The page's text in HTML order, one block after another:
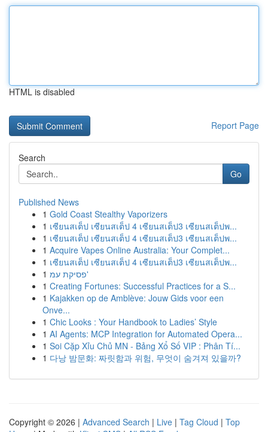
HTML is disabled
Report Page
Search
Go
Published News
1 Gold Coast Stealthy Vaporizers
1 เซียนสเต็ป เซียนสเต็ป 4 เซียนสเต็ป3 เซียนสเต็ปพ...
1 เซียนสเต็ป เซียนสเต็ป 4 เซียนสเต็ป3 เซียนสเต็ปพ...
1 Acquire Vapes Online Australia: Your Complet...
1 เซียนสเต็ป เซียนสเต็ป 4 เซียนสเต็ป3 เซียนสเต็ปพ...
1
פסיקת עמ'
1 Creating Fortunes: Successful Practices for a S...
1 Kajakken op de Amblève: Jouw Gids voor een
Onve...
1 Chic Looks : Your Handbook to Ladies’ Style
1 AI Agents: MCP Integration for Automated Opera...
1 Soi Cặp Xỉu Chủ MN - Bảng Xổ Số VIP : Phân Tí...
1 다낭 밤문화: 짜릿함과 위험, 무엇이 숨겨져 있을까?
Copyright © 2026 | Advanced Search | Live | Tag Cloud | Top